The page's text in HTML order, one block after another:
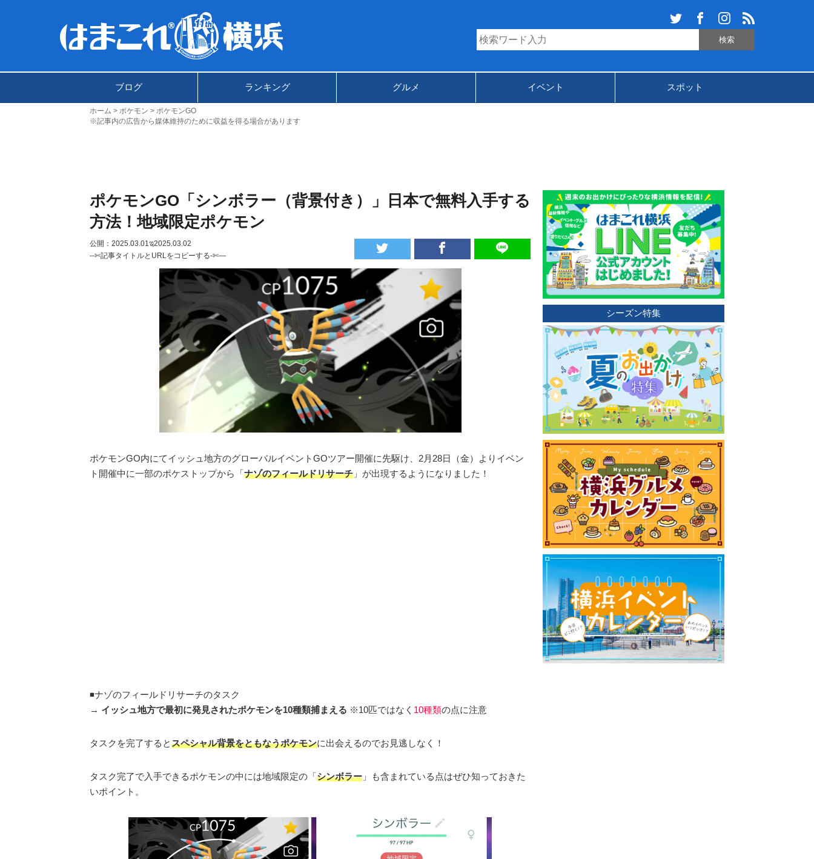
ブログ ランキング グルメ イベント スポット
ホーム ポケモン
ポケモンGO
※記事内の広告から媒体維持のために収益を得る場合があります
ポケモンGO「シンボラー（背景付き）」日本で無料入手する
方法！地域限定ポケモン
公開：2025.03.01 ಇ2025.03.02
--✄記事タイトルとURLをコピーする-✄—
ポケモンGO内にてイッシュ地方のグローバルイベントGOツアー開催に先駆け、2月28日（金）よりイベン
ト開催中に一部のポケストップから「 ナゾのフィールドリサーチ 」が出現するようになりました！
◾️ナゾのフィールドリサーチのタスク
→ イッシュ地方で最初に発見されたポケモンを10種類捕まえる ※10匹ではなく 10種類の点に注意
タスクを完了するとスペシャル背景をともなうポケモンに出会えるのでお見逃しなく！
タスク完了で入手できるポケモンの中には地域限定の「 シンボラー 」も含まれている点はぜひ知っておきた
いポイント。
シーズン特集